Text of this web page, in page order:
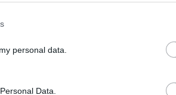
personal data.
Data.
Per questo l'anno del
descrizione che calza a
in cui Pechino potrebbe
superando sul fronte
moda internazionale hanno